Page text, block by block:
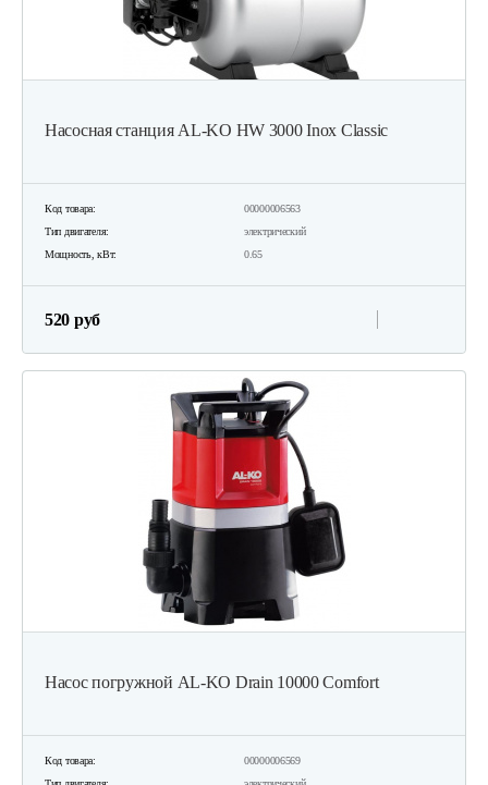
Насосная станция AL-KO HW 3000 Inox Classic
Код товара:
00000006563
Тип двигателя:
электрический
Мощность, кВт:
0.65
520 руб
Насос погружной AL-KO Drain 10000 Comfort
Код товара:
00000006569